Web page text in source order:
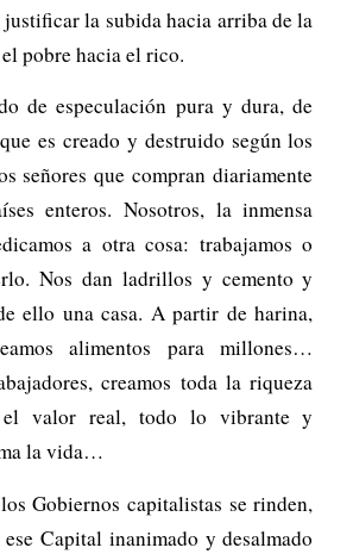
justificar la subida hacia arriba de la
pobre hacia el rico.
de especulación pura y dura, de
es creado y destruido según los
señores que compran diariamente
enteros. Nosotros, la inmensa
a otra cosa: trabajamos o
Nos dan ladrillos y cemento y
ello una casa. A partir de harina,
alimentos para millones…
creamos toda la riqueza
el valor real, todo lo vibrante y
la vida…
Gobiernos capitalistas se rinden,
Capital inanimado y desalmado